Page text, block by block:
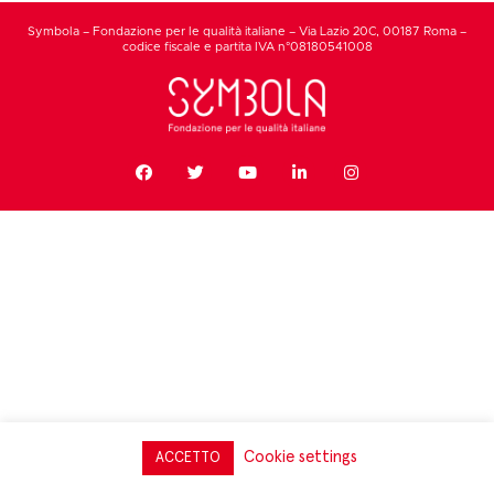
Symbola – Fondazione per le qualità italiane – Via Lazio 20C, 00187 Roma –
codice fiscale e partita IVA n°08180541008
ACCETTO Cookie settings